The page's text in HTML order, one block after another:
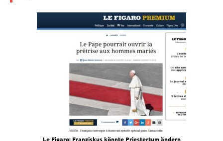
Le Figa­ro: Fran­zis­kus könn­te Prie­ster­tum ändern